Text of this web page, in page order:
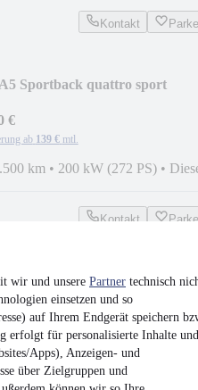
wir und unsere Partner technisch
einsetzen und so
auf Ihrem Endgerät speichern
erfolgt für personalisierte Inhalte und
Apps), Anzeigen- und
über Zielgruppen und
Kontakt
Sportback quattro sport
€
ab 139 € mtl.
km • 200 kW (272 PS) •
Kontakt
Limited 4WD
ab 70 € mtl.
kW (170 PS) •Diesel